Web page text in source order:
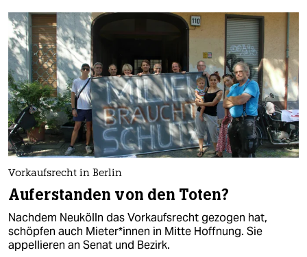
Vorkaufsrecht in Berlin
Auferstanden von den Toten?
Nachdem Neukölln das Vorkaufsrecht gezogen hat,
schöpfen auch Mie­te­r*in­nen in Mitte Hoffnung. Sie
appellieren an Senat und Bezirk.